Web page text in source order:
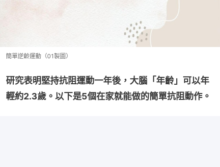
簡單逆齡運動（01製圖）
研究表明堅持抗阻運動一年後，大腦「年齡」可以年
輕約2.3歲。以下是5個在家就能做的簡單抗阻動作。